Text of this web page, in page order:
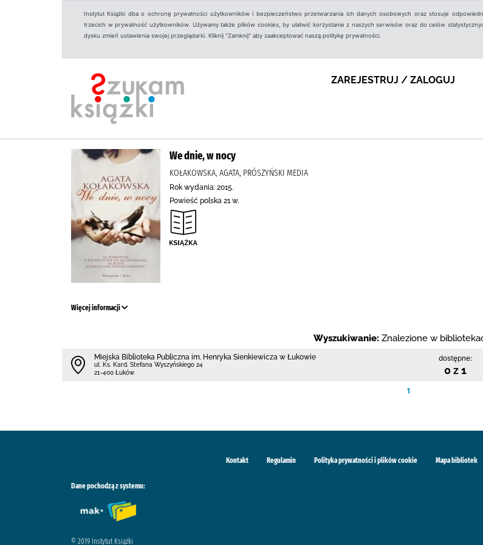
Instytut Książki dba o ochronę prywatności użytkowników i bezpieczeństwo przetwarzania ich danych osobowych oraz stosuje
trzecich w prywatność użytkowników. Używamy także plików cookies, by ułatwić korzystanie z naszych serwisów oraz do celów
dysku zmień ustawienia swojej przeglądarki. Kliknij "Zamknij" aby zaakceptować naszą politykę prywatności.
ZAREJESTRUJ / ZALOGUJ
We dnie, w nocy
KOŁAKOWSKA, AGATA, PRÓSZYŃSKI MEDIA
Rok wydania: 2015.
Powieść polska 21 w.
Więcej informacji
Wyszukiwanie: Znalezione w
Miejska Biblioteka Publiczna im. Henryka Sienkiewicza w Łukowie
ul. Ks. Kard. Stefana Wyszyńskiego 24
21-400 Łuków
dostępne:
0 z 1
1
Kontakt Regulamin Polityka prywatności i plików cookie Mapa bibliotek
Dane pochodzą z systemu:
© 2019 Instytut Książki